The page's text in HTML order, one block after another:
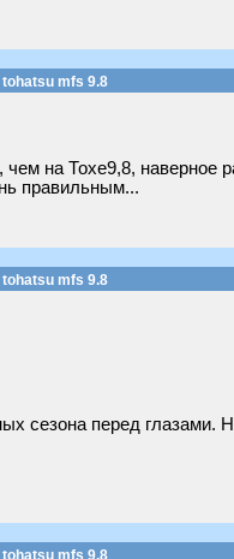
mfs 9.8
на Тохе9,8, наверное
правильным...
mfs 9.8
сезона перед глазами.
mfs 9.8